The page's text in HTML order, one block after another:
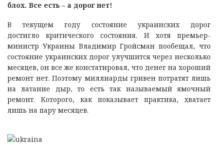
блох. Все есть – а дорог нет!
В текущем году состояние украинских дорог
достигло критического состояния. И хотя премьер-
министр Украины Владимир Гройсман пообещал, что
состояние украинских дорог улучшится через несколько
месяцев, он все же констатировал, что денег на хороший
ремонт нет. Поэтому миллиарды гривен потратят лишь
на латание дыр, то есть так называемый ямочный
ремонт. Которого, как показывает практика, хватает
лишь на пару месяцев.